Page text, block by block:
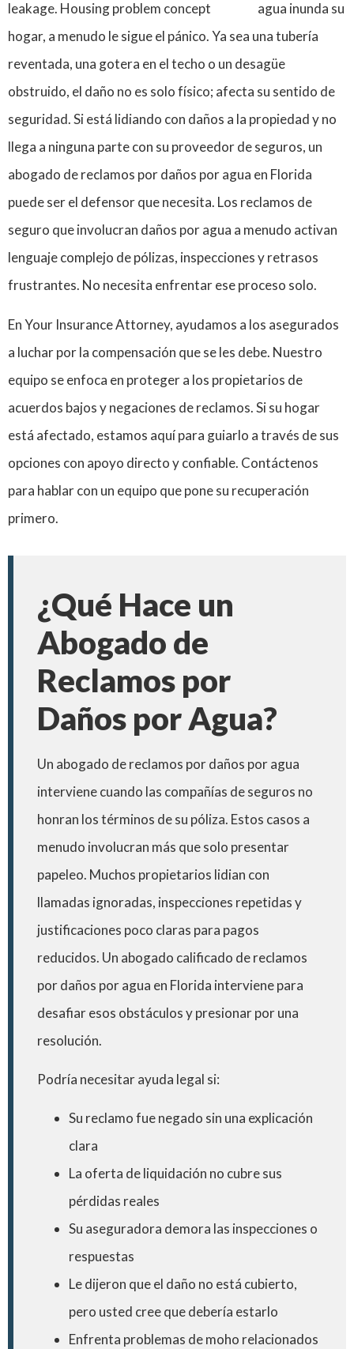
agua inunda su
hogar, a menudo le sigue el pánico. Ya sea una tubería
reventada, una gotera en el techo o un desagüe
obstruido, el daño no es solo físico; afecta su sentido de
seguridad. Si está lidiando con daños a la propiedad y no
llega a ninguna parte con su proveedor de seguros, un
abogado de reclamos por daños por agua en Florida
puede ser el defensor que necesita. Los reclamos de
seguro que involucran daños por agua a menudo activan
lenguaje complejo de pólizas, inspecciones y retrasos
frustrantes. No necesita enfrentar ese proceso solo.
En Your Insurance Attorney, ayudamos a los asegurados
a luchar por la compensación que se les debe. Nuestro
equipo se enfoca en proteger a los propietarios de
acuerdos bajos y negaciones de reclamos. Si su hogar
está afectado, estamos aquí para guiarlo a través de sus
opciones con apoyo directo y confiable. Contáctenos
para hablar con un equipo que pone su recuperación
primero.
¿Qué Hace un
Abogado de
Reclamos por
Daños por Agua?
Un abogado de reclamos por daños por agua
interviene cuando las compañías de seguros no
honran los términos de su póliza. Estos casos a
menudo involucran más que solo presentar
papeleo. Muchos propietarios lidian con
llamadas ignoradas, inspecciones repetidas y
justificaciones poco claras para pagos
reducidos. Un abogado calificado de reclamos
por daños por agua en Florida interviene para
desafiar esos obstáculos y presionar por una
resolución.
Podría necesitar ayuda legal si:
Su reclamo fue negado sin una explicación
clara
La oferta de liquidación no cubre sus
pérdidas reales
Su aseguradora demora las inspecciones o
respuestas
Le dijeron que el daño no está cubierto,
pero usted cree que debería estarlo
Enfrenta problemas de moho relacionados